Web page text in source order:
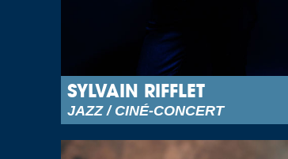
SYLVAIN RIFFLET
JAZZ / CINÉ-CONCERT